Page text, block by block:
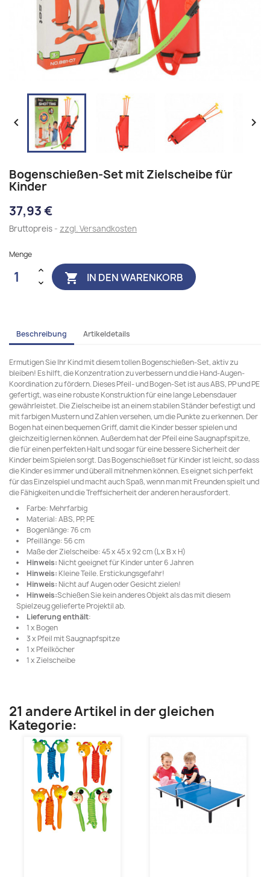
 
Bogenschießen-Set mit Zielscheibe für
Kinder
37,93 €
Bruttopreis zzgl. Versandkosten
Menge
 IN DEN WARENKORB
Beschreibung Artikeldetails
Ermutigen Sie Ihr Kind mit diesem tollen Bogenschießen-Set, aktiv zu
bleiben! Es hilft, die Konzentration zu verbessern und die Hand-Augen-
Koordination zu fördern. Dieses Pfeil- und Bogen-Set ist aus ABS, PP und PE
gefertigt, was eine robuste Konstruktion für eine lange Lebensdauer
gewährleistet. Die Zielscheibe ist an einem stabilen Ständer befestigt und
mit farbigen Mustern und Zahlen versehen, um die Punkte zu erkennen. Der
Bogen hat einen bequemen Griff, damit die Kinder besser spielen und
gleichzeitig lernen können. Außerdem hat der Pfeil eine Saugnapfspitze,
die für einen perfekten Halt und sogar für eine bessere Sicherheit der
Kinder beim Spielen sorgt. Das Bogenschießset für Kinder ist leicht, so dass
die Kinder es immer und überall mitnehmen können. Es eignet sich perfekt
für das Einzelspiel und macht auch Spaß, wenn man mit Freunden spielt und
die Fähigkeiten und die Treffsicherheit der anderen herausfordert.
Farbe: Mehrfarbig
Material: ABS, PP, PE
Bogenlänge: 76 cm
Pfeillänge: 56 cm
Maße der Zielscheibe: 45 x 45 x 92 cm (L x B x H)
Hinweis: Nicht geeignet für Kinder unter 6 Jahren
Hinweis: Kleine Teile. Erstickungsgefahr!
Hinweis: Nicht auf Augen oder Gesicht zielen!
Hinweis:Schießen Sie kein anderes Objekt als das mit diesem
Spielzeug gelieferte Projektil ab.
Lieferung enthält:
1 x Bogen
3 x Pfeil mit Saugnapfspitze
1 x Pfeilköcher
1 x Zielscheibe
21 andere Artikel in der gleichen
Kategorie: